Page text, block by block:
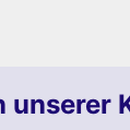
unserer